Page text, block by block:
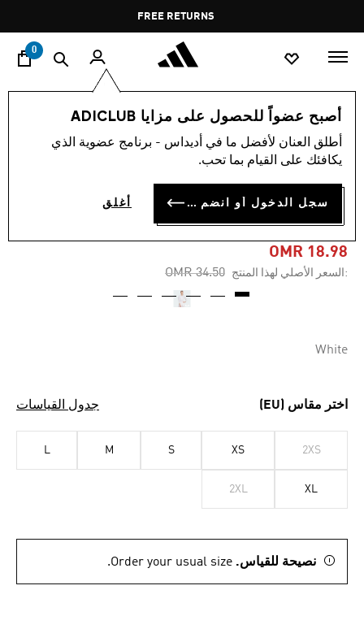
Pause
promotion
rotation
FREE RETURNS
0
أصبح عضواً للحصول على مزايا ADICLUB
أطلق العنان لأفضل ما في أديداس - برنامج عضوية الذي
يكافئك على القيام بما تحب.
سجل الدخول أو انضم الآن أغلق
النساء ملابس
-40%
تيشيرت تنس برو CLIMACOOL
بكم شبه كامل
OMR 18.98
:السعر الأصلي لهذا المنتج Price reduced from
OMR 34.50
to
White
اختر مقاس (EU) جدول القياسات
2XS
XS
S
M
L
XL
2XL
نصيحة للقياس. Order your usual size.